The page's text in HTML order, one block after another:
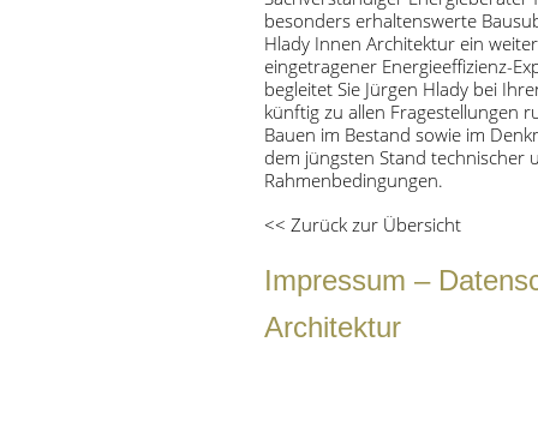
besonders erhaltenswerte
Hlady Innen Architektur ein
eingetragener Energieeffizienz-
begleitet Sie Jürgen Hlady bei
künftig zu allen Fragestellungen
Bauen im Bestand sowie im
dem jüngsten Stand technischer
Rahmenbedingungen.
<< Zurück zur Übersicht
Impressum –
Architektur